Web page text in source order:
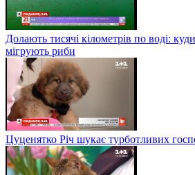
Долають тисячі кілометрів по воді:
мігрують риби
Цуценятко Річ шукає турботливих